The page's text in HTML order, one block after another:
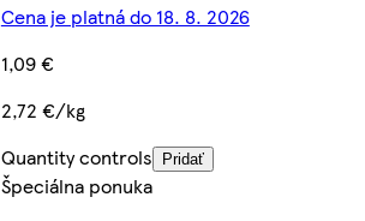
Cena je platná do 18. 8. 2026
1,09 €
2,72 €/kg
Quantity controls
Pridať
Špeciálna ponuka